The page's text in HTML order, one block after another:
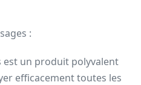
:
est un produit polyvalent
efficacement toutes les